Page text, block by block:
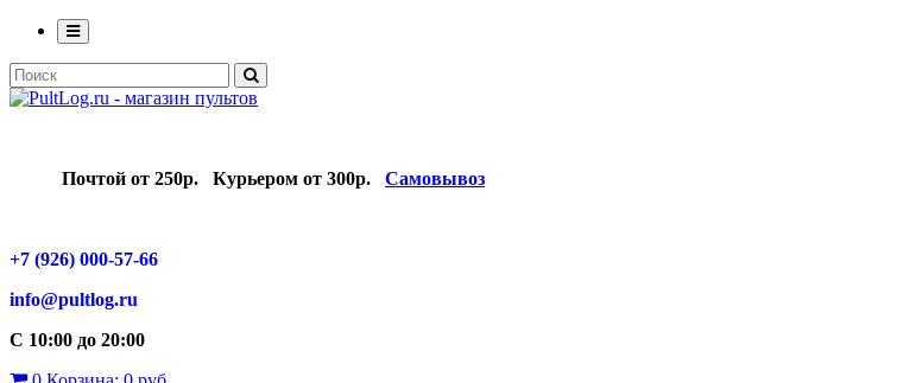
Почтой от 250р. Курьером от 300р. Самовывоз
+7 (926) 000-57-66
info@pultlog.ru
С 10:00 до 20:00